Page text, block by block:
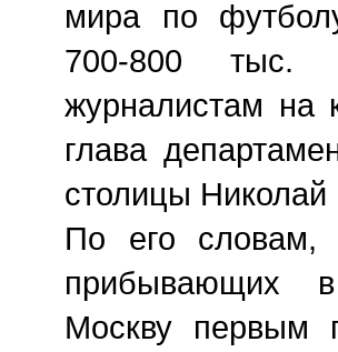
мира по
700-800 тыс.
журналистам на
глава
столицы Николай
По его словам,
прибывающих
Москву первым